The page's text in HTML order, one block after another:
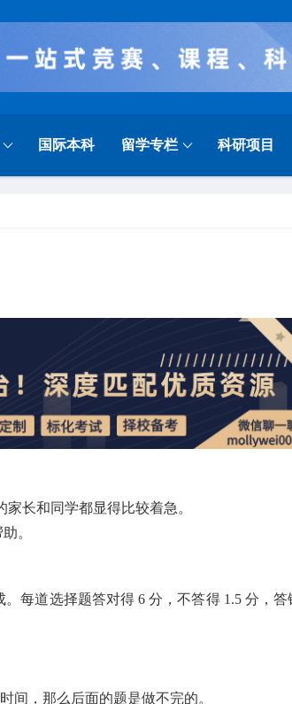
国际本科 留学专栏 科研项目
长和同学都显得比较着急。
。
每道选择题答对得 6 分，不答得 1.5 分，答
间，那么后面的题是做不完的。